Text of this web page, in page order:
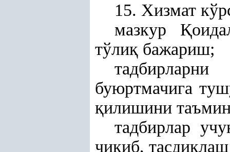
15. Хизмат
мазкур Қ
тўлиқ бажариш;
буюртмачига
қилишини
тадбирлар
чиқиб, тасдиқлаш